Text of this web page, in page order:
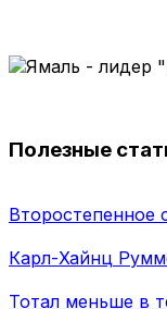
Полезные
Второстепенное
Карл-Хайнц
Тотал меньше в